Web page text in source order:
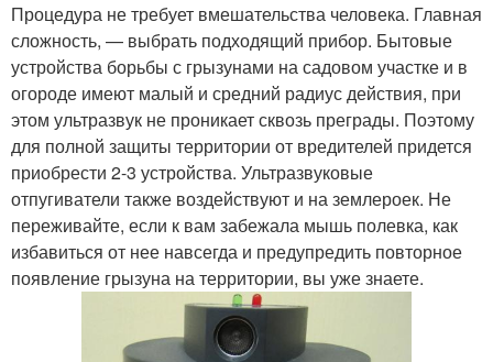
Процедура не требует вмешательства человека. Главная
сложность, — выбрать подходящий прибор. Бытовые
устройства борьбы с грызунами на садовом участке и в
огороде имеют малый и средний радиус действия, при
этом ультразвук не проникает сквозь преграды. Поэтому
для полной защиты территории от вредителей придется
приобрести 2-3 устройства. Ультразвуковые
отпугиватели также воздействуют и на землероек. Не
переживайте, если к вам забежала мышь полевка, как
избавиться от нее навсегда и предупредить повторное
появление грызуна на территории, вы уже знаете.